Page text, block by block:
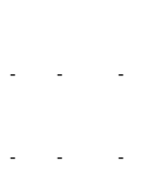
- - -
- - -